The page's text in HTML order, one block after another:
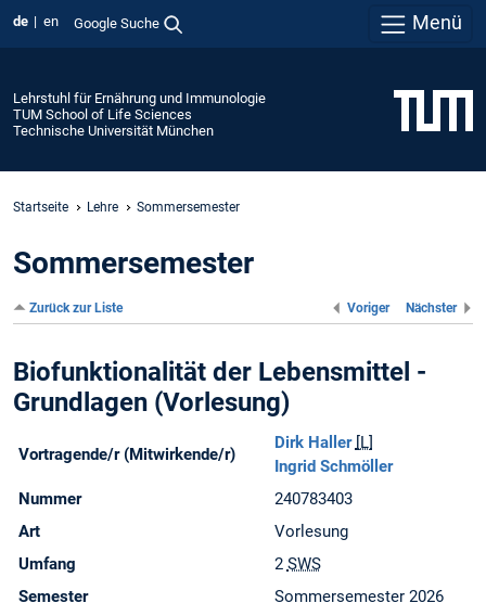
de en Google Suche Menü
Lehrstuhl für Ernährung und Immunologie
TUM School of Life Sciences
Technische Universität München
Startseite Lehre Sommersemester
Sommersemester
Zurück zur Liste Nächster
Voriger
Biofunktionalität der Lebensmittel -
Grundlagen (Vorlesung)
Vortragende/r (Mitwirkende/r)
Dirk Haller [L]
Ingrid Schmöller
Nummer
240783403
Art
Vorlesung
Umfang
2 SWS
Semester
Sommersemester 2026